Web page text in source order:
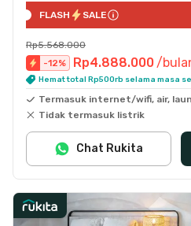
FLASH SALE
Rp5.568.000
-12% Rp4.888.000 /
Hemat total Rp500rb selama masa
Termasuk internet/wifi, air,
Tidak termasuk listrik
Chat Rukita